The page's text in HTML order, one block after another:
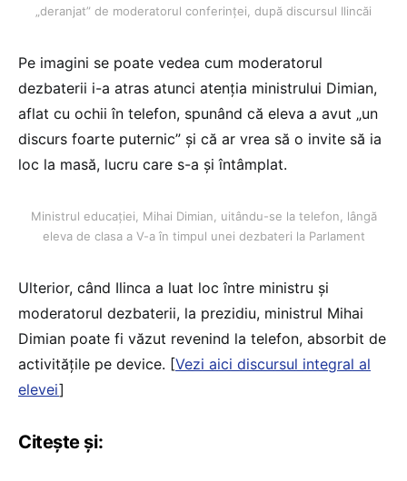
„deranjat” de moderatorul conferinței, după discursul Ilincăi
Pe imagini se poate vedea cum moderatorul
dezbaterii i-a atras atunci atenția ministrului Dimian,
aflat cu ochii în telefon, spunând că eleva a avut „un
discurs foarte puternic” și că ar vrea să o invite să ia
loc la masă, lucru care s-a și întâmplat.
Ministrul educației, Mihai Dimian, uitându-se la telefon, lângă
eleva de clasa a V-a în timpul unei dezbateri la Parlament
Ulterior, când Ilinca a luat loc între ministru și
moderatorul dezbaterii, la prezidiu, ministrul Mihai
Dimian poate fi văzut revenind la telefon, absorbit de
activitățile pe device. [Vezi aici discursul integral al
elevei]
Citește și: